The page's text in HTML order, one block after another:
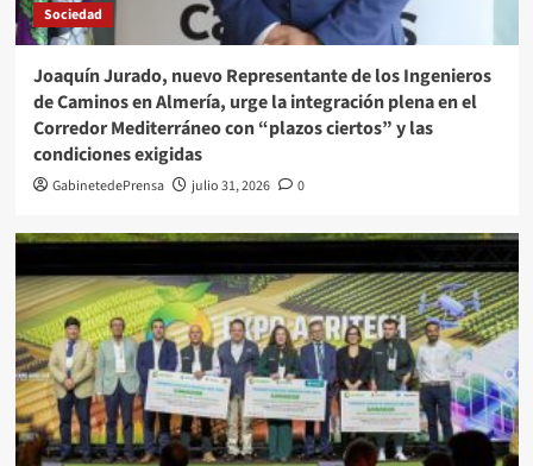
Sociedad
Joaquín Jurado, nuevo Representante de los Ingenieros
de Caminos en Almería, urge la integración plena en el
Corredor Mediterráneo con “plazos ciertos” y las
condiciones exigidas
GabinetedePrensa julio 31, 2026 0